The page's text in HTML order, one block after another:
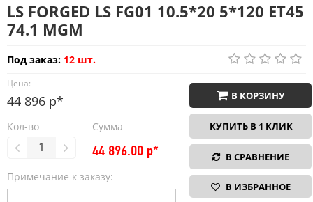
LS FORGED LS FG01 10.5*20 5*120 ET45
74.1 MGM
Под заказ: 12 шт.
Цена:
44 896 р*
Кол-во Сумма
44 896.00 р*
Примечание к заказу:
В КОРЗИНУ
КУПИТЬ В 1 КЛИК
В СРАВНЕНИЕ
В ИЗБРАННОЕ